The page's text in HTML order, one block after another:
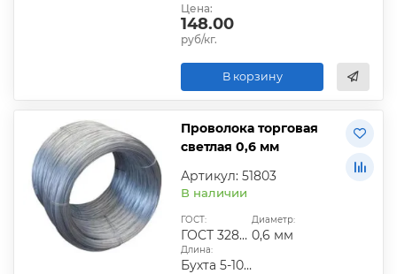
Цена:
148.00
руб/кг.
В корзину
Проволока торговая
светлая 0,6 мм
Артикул: 51803
В наличии
ГОСТ:
ГОСТ 3282-74
Диаметр:
0,6 мм
Длина:
Бухта 5-10 кг